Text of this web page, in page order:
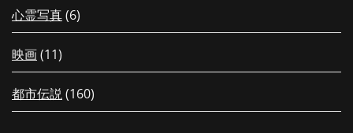
心霊写真(6)
映画(11)
都市伝説(160)